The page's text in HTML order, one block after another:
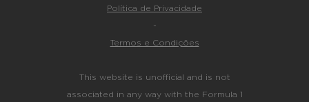
Política de Privacidade
-
Termos e Condições
This website is unofficial and is not
associated in any way with the Formula 1